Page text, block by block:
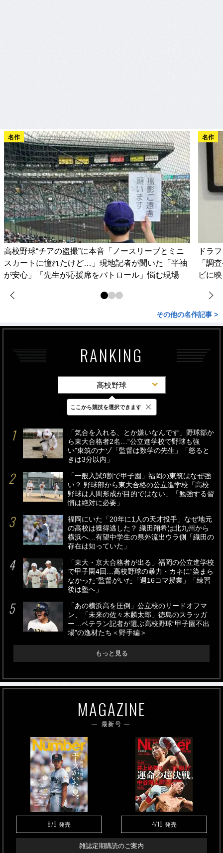
名作
高校野球“チアの盗撮”に本音「ノースリーブとミニ
スカートに憧れたけど…」現地記者が聞いた「半袖
が安心」「先生が応援席をパトロール」悩む現場
名作
ドラ
「調
ビに
その他の名作記事 >
RANKING
高校野球
最新 24時間 週間
「気合を入れる、とか嫌いなんです」野球部か
ら東大合格者2名…“公立進学校で野球も強
い”東筑のナゾ「監督は数学の先生」「怒ると
きは3分以内」
「一般入試9割で甲子園」福岡の東筑はなぜ強
い？ 野球部から東大合格の公立進学校「高校
野球は人間形成が目的ではない」「勉強する習
慣は絶対に必要」
福岡にいた「20年に1人の天才投手」なぜ地元
の高校は獲得逃した？ 織田翔希は北九州から
横浜へ…有望中学生の県外流出ウラ側「織田の
存在は知っていた」
「東大・京大合格者が出る」福岡の公立進学校
で甲子園4回…高校野球の暴力・カネに“染まら
なかった”監督がいた「週16コマ授業」「練習
後は塾へ」
「あの横浜高を圧倒」公立校のリードオフマ
ン、「未来の佐々木麟太郎」徳島のスラッガ
ー…ベテラン記者が選ぶ高校野球“甲子園不出
場”の逸材たち＜野手編＞
もっと見る
MAGAZINE
最新号
8/6 発売 4/16 発売
雑誌定期購読のご案内
ここから競技を選択できます ×